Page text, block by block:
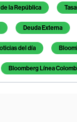
la República
Deuda Externa
del día
Bloomberg Línea